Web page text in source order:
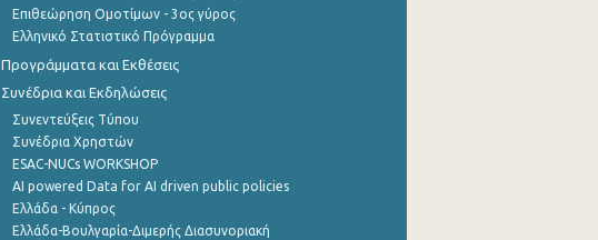
Επιθεώρηση Ομοτίμων - 3ος γύρος
Ελληνικό Στατιστικό Πρόγραμμα
Προγράμματα και Εκθέσεις
Συνέδρια και Εκδηλώσεις
Συνεντεύξεις Τύπου
Συνέδρια Χρηστών
ESAC-NUCs WORKSHOP
AI powered Data for AI driven public policies
Ελλάδα - Κύπρος
Ελλάδα-Βουλγαρία-Διμερής Διασυνοριακή